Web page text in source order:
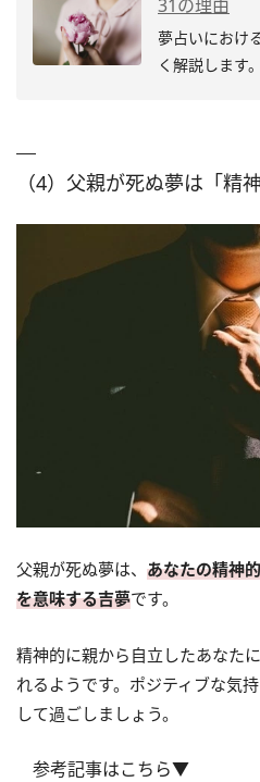
31の理由
夢占いにおけ
く解説します。
（4）父親が死ぬ夢は「精
父親が死ぬ夢は、 あなたの精神
を意味する吉夢です。
精神的に親から自立したあなた
れるようです。ポジティブな気
して過ごしましょう。
参考記事はこちら▼